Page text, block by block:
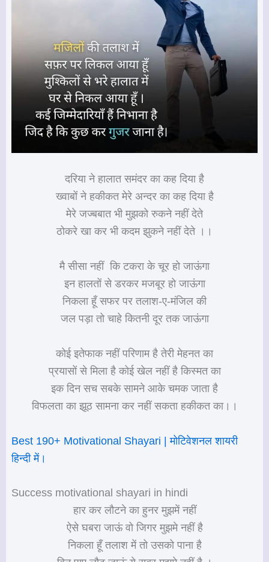
दरिया ने हालात समंदर का कह दिया है
ख्वाबों ने हकीकत मेरे अन्दर का कह दिया है
मेरे जज्बबात भी मुझको रुकने नहीं देते
ठोकरे खा कर भी कदम झुकने नहीं देते ।।
मै सीसा नहीं कि टकरा के चूर हो जाऊंगा
इन हालतों से डरकर मजबूर हो जाऊंगा
निकला हूँ सफर पर तलाश-ए-मंजिल की
जल पड़ा तो चाहे कितनी दूर तक जाऊंगा
कोई इतेफाक नहीं परिणाम है तेरी मेहनत का
प्रयासों से मिला है कोई खेल नहीं है किस्मत का
इक दिन सच सबके सामने आके चमक जाता है
विफलता का झूठ सामना कर नहीं सकता हकीकत का।।
Best 190+ Motivational Shayari | मोटिवेशनल शायरी
हिन्दी में।
Success motivational shayari in hindi
हार कर लौटने का हुनर मुझमें नहीं
ऐसे घबरा जाऊं वो जिगर मुझमे नहीं है
निकला हूँ तलाश में तो उसको पाना है